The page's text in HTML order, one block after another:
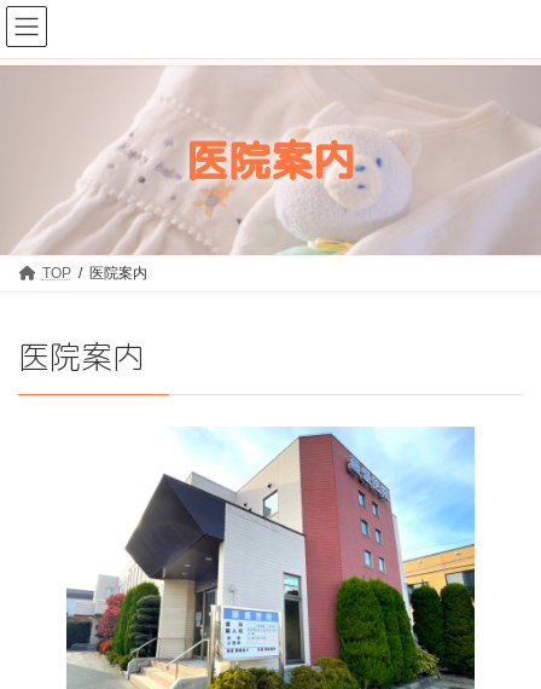
コ
ン
テ
ッ
プ
ナ
ビ
ゲ
移
動
医院案内
TOP 医院案内
医院案内